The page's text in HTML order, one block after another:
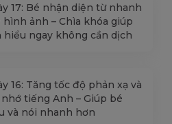
17: Bé nhận diện từ nhanh
hình ảnh – Chìa khóa giúp
hiểu ngay không cần dịch
16: Tăng tốc độ phản xạ và
tiếng Anh – Giúp bé
và nói nhanh hơn